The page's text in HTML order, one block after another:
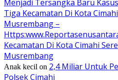
Menjadi Tersangka Baru
Tiga Kecamatan Di Kota
Musrembang –
Kecamatan Di Kota Cimahi
Musrembang
Anak kecil on 2,4 Miliar Untuk
Polsek Cimahi